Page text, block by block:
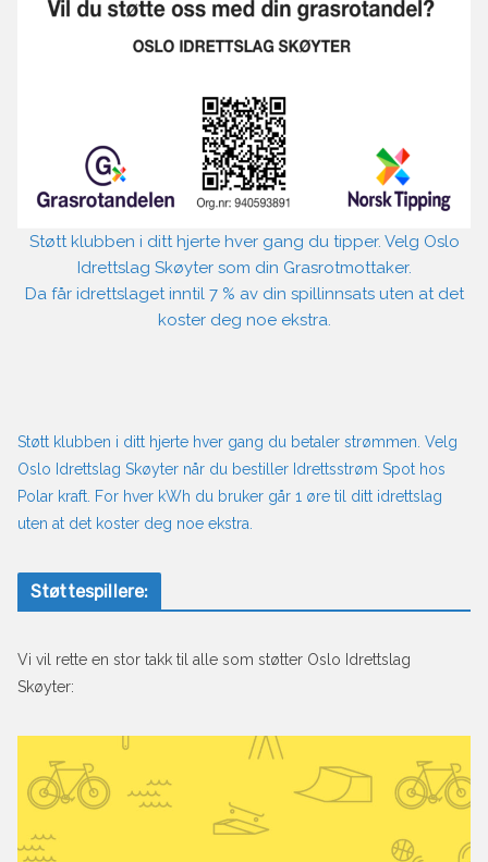
Støtt klubben i ditt hjerte hver gang du tipper. Velg Oslo
Idrettslag Skøyter som din Grasrotmottaker.
Da får idrettslaget inntil 7 % av din spillinnsats uten at det
koster deg noe ekstra.
Støtt klubben i ditt hjerte hver gang du betaler strømmen. Velg
Oslo Idrettslag Skøyter når du bestiller Idrettsstrøm Spot hos
Polar kraft. For hver kWh du bruker går 1 øre til ditt idrettslag
uten at det koster deg noe ekstra.
Støttespillere:
Vi vil rette en stor takk til alle som støtter Oslo Idrettslag
Skøyter: